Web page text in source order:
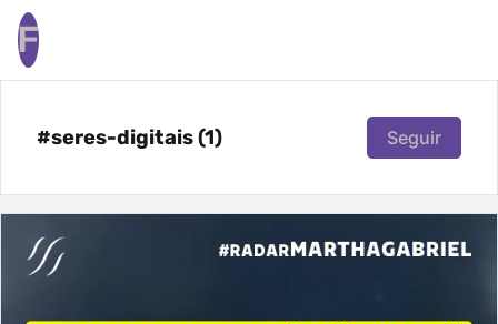
F
#seres-digitais (1) Seguir